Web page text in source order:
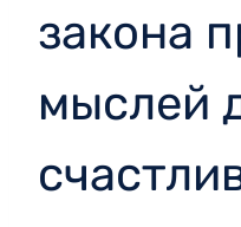
закона
мыслей